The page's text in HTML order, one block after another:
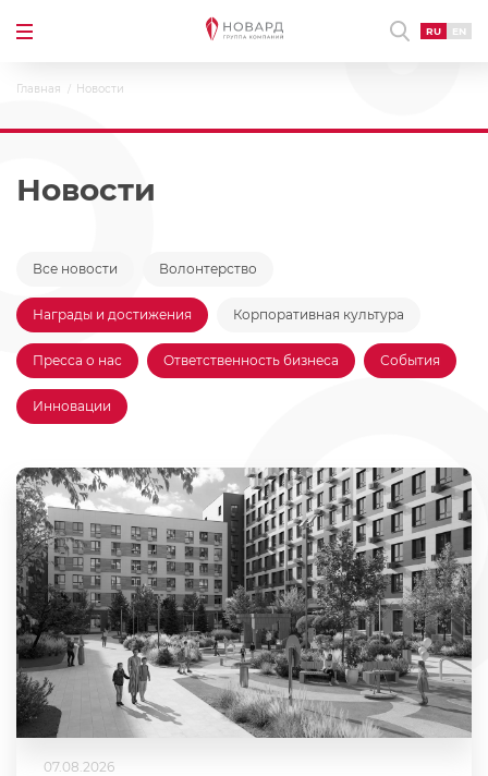
RU EN
Главная Новости
Новости
Все новости Волонтерство
Награды и достижения Корпоративная культура
Пресса о нас Ответственность бизнеса События
Инновации
07.08.2026